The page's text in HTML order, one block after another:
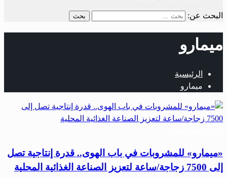
البحث عن:
ميمارو
الرئيسية
ميمارو
«ميمارو» للمشروبات في باب الهوى.. قدرة إنتاجية تصل
إلى 7500 زجاجة/ساعة لتعزيز الصناعة الغذائية المحلية